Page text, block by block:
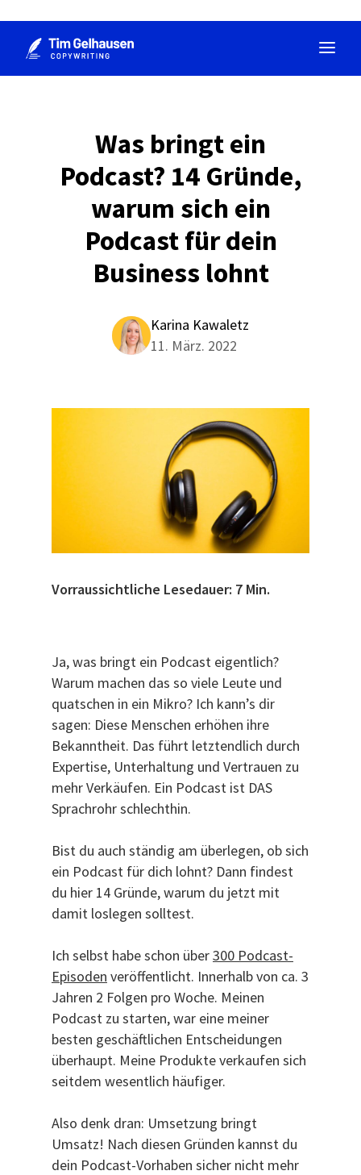
Inhalt
springen
Was bringt ein
Podcast? 14 Gründe,
warum sich ein
Podcast für dein
Business lohnt
Karina Kawaletz
11. März. 2022
Vorraussichtliche Lesedauer: 7 Min.
Ja, was bringt ein Podcast eigentlich?
Warum machen das so viele Leute und
quatschen in ein Mikro? Ich kann’s dir
sagen: Diese Menschen erhöhen ihre
Bekanntheit. Das führt letztendlich durch
Expertise, Unterhaltung und Vertrauen zu
mehr Verkäufen. Ein Podcast ist DAS
Sprachrohr schlechthin.
Bist du auch ständig am überlegen, ob sich
ein Podcast für dich lohnt? Dann findest
du hier 14 Gründe, warum du jetzt mit
damit loslegen solltest.
Ich selbst habe schon über300 Podcast-
Episoden veröffentlicht. Innerhalb von ca. 3
Jahren 2 Folgen pro Woche. Meinen
Podcast zu starten, war eine meiner
besten geschäftlichen Entscheidungen
überhaupt. Meine Produkte verkaufen sich
seitdem wesentlich häufiger.
Also denk dran: Umsetzung bringt
Umsatz! Nach diesen Gründen kannst du
dein Podcast-Vorhaben sicher nicht mehr